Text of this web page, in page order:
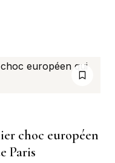
choc européen
Paris